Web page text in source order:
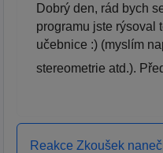
Dobrý den, rád bych
programu jste rýsoval
učebnice :) (myslím
stereometrie atd.).
Reakce Zkoušek